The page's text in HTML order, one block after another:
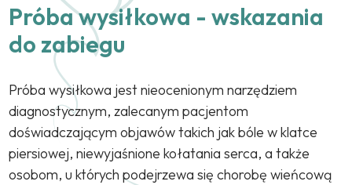
Próba wysiłkowa - wskazania
do zabiegu
Próba wysiłkowa jest nieocenionym narzędziem
diagnostycznym, zalecanym pacjentom
doświadczającym objawów takich jak bóle w klatce
piersiowej, niewyjaśnione kołatania serca, a także
osobom, u których podejrzewa się chorobę wieńcową